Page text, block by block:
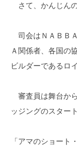
さて、かんじん
司会はＮＡＢＢ
Ａ関係者、各国の
ビルダーであるロ
審査員は舞台か
ッジングのスタート
「アマのショー